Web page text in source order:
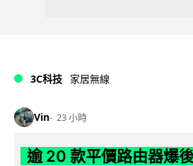
3C科技 家居無線
Vin 23 小時
逾 20 款平價路由器爆